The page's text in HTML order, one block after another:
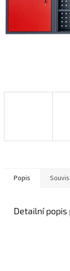
Popis
Detailní popis